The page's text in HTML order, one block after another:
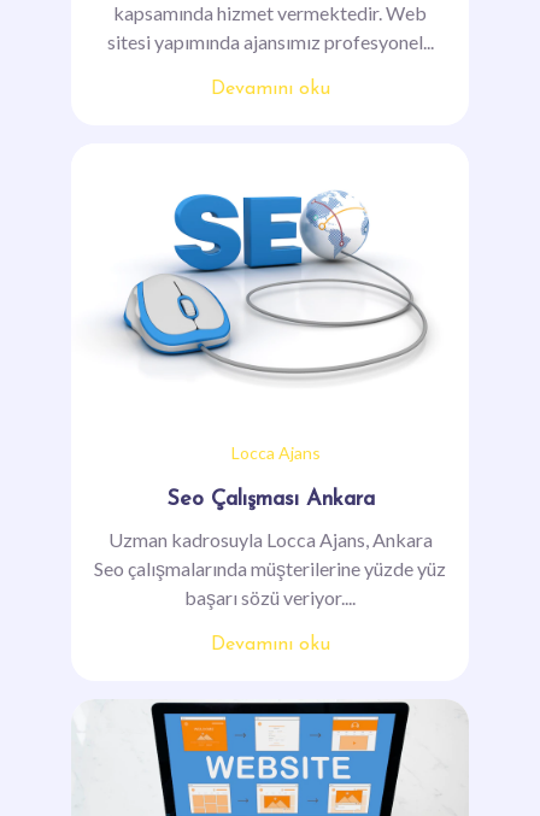
kapsamında hizmet vermektedir. Web
sitesi yapımında ajansımız profesyonel...
Devamını oku
Locca Ajans
Seo Çalışması Ankara
Uzman kadrosuyla Locca Ajans, Ankara
Seo çalışmalarında müşterilerine yüzde yüz
başarı sözü veriyor....
Devamını oku